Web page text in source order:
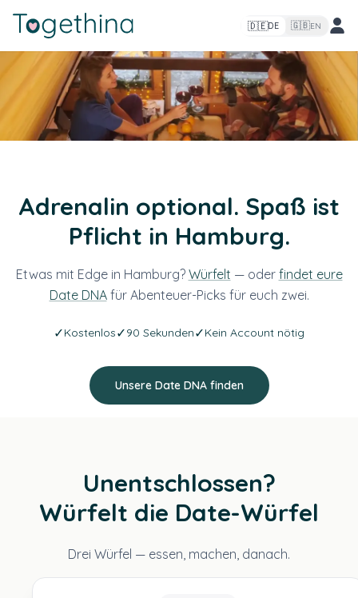
🇩🇪DE 🇬🇧EN
Adrenalin optional. Spaß ist
Pflicht in Hamburg.
Etwas mit Edge in Hamburg? Würfelt — oder findet eure
Date DNAfür Abenteuer-Picks für euch zwei.
✓Kostenlos✓90 Sekunden✓Kein Account nötig
Unsere Date DNA finden
Unentschlossen?
Würfelt die Date-Würfel
Drei Würfel — essen, machen, danach.